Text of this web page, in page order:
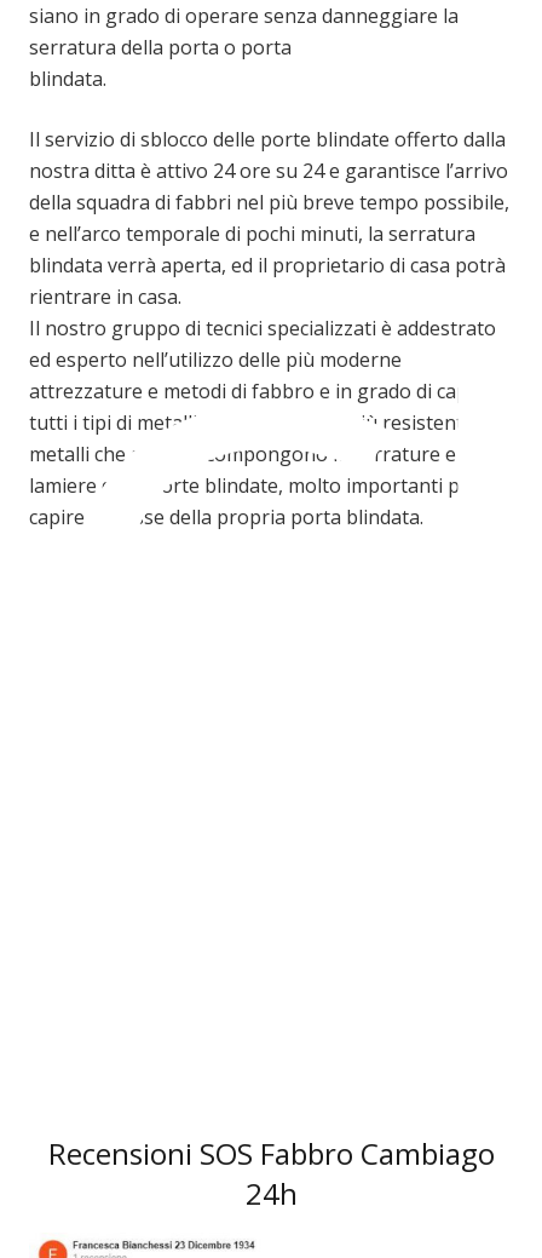
siano in grado di operare senza danneggiare la
serratura della porta o porta
blindata.
Il servizio di sblocco delle porte blindate offerto dalla
nostra ditta è attivo 24 ore su 24 e garantisce l’arrivo
della squadra di fabbri nel più breve tempo possibile,
e nell’arco temporale di pochi minuti, la serratura
blindata verrà aperta, ed il proprietario di casa potrà
rientrare in casa.
Il nostro gruppo di tecnici specializzati è addestrato
ed esperto nell’utilizzo delle più moderne
attrezzature e metodi di fabbro e in grado di capire
tutti i tipi di metalli dai più deboli ai più resistenti,
metalli che alla fine compongono le serrature e le
lamiere delle porte blindate, molto importanti per
capire la classe della propria porta blindata.
Recensioni SOS Fabbro Cambiago
24h